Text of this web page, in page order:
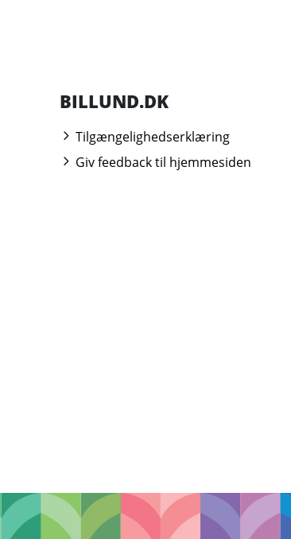
BILLUND.DK
Tilgængelighedserklæring
Giv feedback til hjemmesiden